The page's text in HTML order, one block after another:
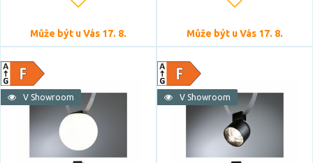
Může být u Vás 17. 8. Může být u Vás 17. 8.
V Showroom V Showroom